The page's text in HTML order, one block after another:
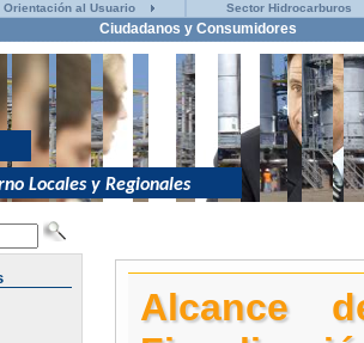
Orientación al Usuario Sector Hidrocarburos
Ciudadanos y Consumidores